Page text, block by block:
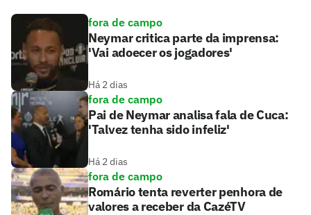
fora de campo
Neymar critica parte da imprensa:
'Vai adoecer os jogadores'
Há 2 dias
fora de campo
Pai de Neymar analisa fala de Cuca:
'Talvez tenha sido infeliz'
Há 2 dias
fora de campo
Romário tenta reverter penhora de
valores a receber da CazéTV